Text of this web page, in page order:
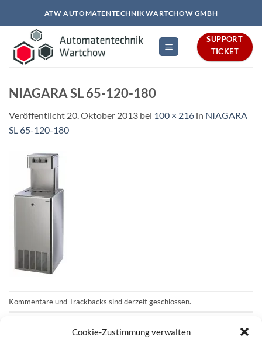
Cookie-Zustimmung verwalten
springen
ATW AUTOMATENTECHNIK WARTCHOW GMBH
SUPPORT
TICKET
NIAGARA SL 65-120-180
Veröffentlicht 20. Oktober 2013 bei 100 × 216 in NIAGARA
SL 65-120-180
Kommentare und Trackbacks sind derzeit geschlossen.